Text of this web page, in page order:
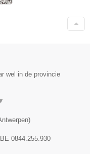
wel in de provincie
)
BE 0844.255.930